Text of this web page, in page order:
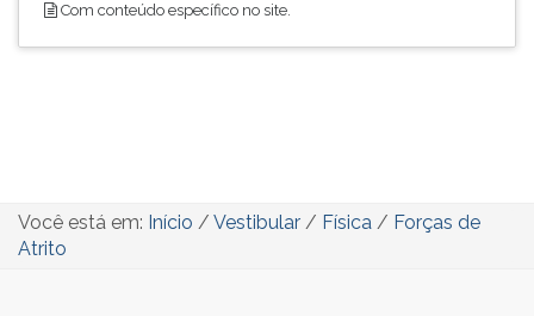
Com conteúdo específico no site.
Você está em: Início / Vestibular / Física / Forças de
Atrito